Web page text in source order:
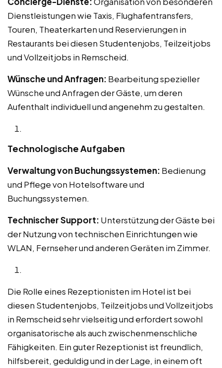
Dienstleistungen wie Taxis, Flughafentransfers,
Touren, Theaterkarten und Reservierungen in
Restaurants bei diesen Studentenjobs, Teilzeitjobs
und Vollzeitjobs in Remscheid.
Wünsche und Anfragen: Bearbeitung spezieller
Wünsche und Anfragen der Gäste, um deren
Aufenthalt individuell und angenehm zu gestalten.
Technologische Aufgaben
Verwaltung von Buchungssystemen: Bedienung
und Pflege von Hotelsoftware und
Buchungssystemen.
Technischer Support: Unterstützung der Gäste bei
der Nutzung von technischen Einrichtungen wie
WLAN, Fernseher und anderen Geräten im Zimmer.
Die Rolle eines Rezeptionisten im Hotel ist bei
diesen Studentenjobs, Teilzeitjobs und Vollzeitjobs
in Remscheid sehr vielseitig und erfordert sowohl
organisatorische als auch zwischenmenschliche
Fähigkeiten. Ein guter Rezeptionist ist freundlich,
hilfsbereit, geduldig und in der Lage, in einem oft